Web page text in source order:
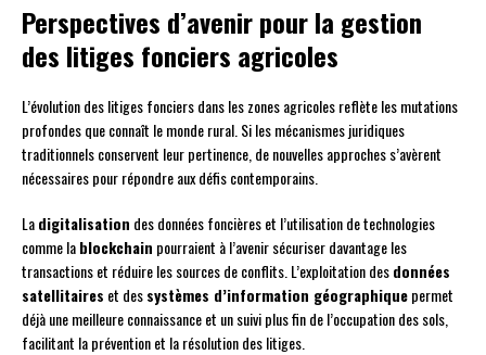
Perspectives d’avenir pour la gestion
des litiges fonciers agricoles
L’évolution des litiges fonciers dans les zones agricoles reflète les mutations
profondes que connaît le monde rural. Si les mécanismes juridiques
traditionnels conservent leur pertinence, de nouvelles approches s’avèrent
nécessaires pour répondre aux défis contemporains.
Ladigitalisation des données foncières et l’utilisation de technologies
comme lablockchain pourraient à l’avenir sécuriser davantage les
transactions et réduire les sources de conflits. L’exploitation desdonnées
satellitaires et dessystèmes d’information géographiquepermet
déjà une meilleure connaissance et un suivi plus fin de l’occupation des sols,
facilitant la prévention et la résolution des litiges.